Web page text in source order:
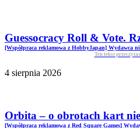
Guessocracy Roll & Vote.
[Współpraca reklamowa z HobbyJapan] Wydawca
Ten tekst
4 sierpnia 2026
Orbita – o obrotach kart
[Współpraca reklamowa z Red Square Games]